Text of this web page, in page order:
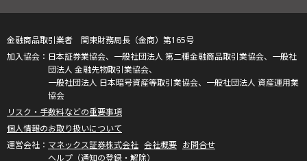
金融商品取引業者 関東財務局長（金商）第165号
日本証券業協会、一般社団法人 第二種金融商品取引業協会、一般社
団法人 金融先物取引業協会、
一般社団法人 日本暗号資産等取引業協会、一般社団法人 資産運用業
協会
リスク・手数料などの重要事項
個人情報のお取り扱いについて
マネックス証券株式会社 会社概要 お問合せ
ヘルプ（通知の登録・解除）